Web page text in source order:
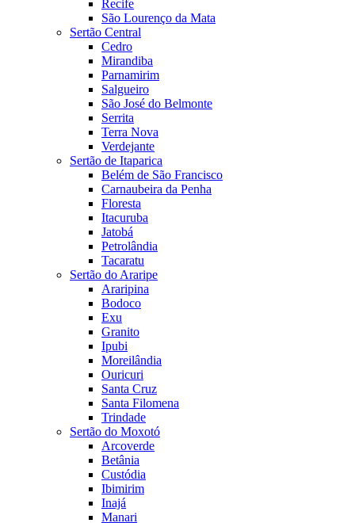
Recife
São Lourenço da Mata
Sertão Central
Cedro
Mirandiba
Parnamirim
Salgueiro
São José do Belmonte
Serrita
Terra Nova
Verdejante
Sertão de Itaparica
Belém de São Francisco
Carnaubeira da Penha
Floresta
Itacuruba
Jatobá
Petrolândia
Tacaratu
Sertão do Araripe
Araripina
Bodoco
Exu
Granito
Ipubi
Moreilândia
Ouricuri
Santa Cruz
Santa Filomena
Trindade
Sertão do Moxotó
Arcoverde
Betânia
Custódia
Ibimirim
Inajá
Manari